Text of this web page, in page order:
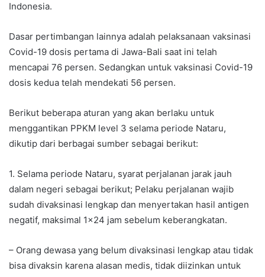
Indonesia.
Dasar pertimbangan lainnya adalah pelaksanaan vaksinasi
Covid-19 dosis pertama di Jawa-Bali saat ini telah
mencapai 76 persen. Sedangkan untuk vaksinasi Covid-19
dosis kedua telah mendekati 56 persen.
Berikut beberapa aturan yang akan berlaku untuk
menggantikan PPKM level 3 selama periode Nataru,
dikutip dari berbagai sumber sebagai berikut:
1. Selama periode Nataru, syarat perjalanan jarak jauh
dalam negeri sebagai berikut; Pelaku perjalanan wajib
sudah divaksinasi lengkap dan menyertakan hasil antigen
negatif, maksimal 1×24 jam sebelum keberangkatan.
– Orang dewasa yang belum divaksinasi lengkap atau tidak
bisa divaksin karena alasan medis, tidak diizinkan untuk